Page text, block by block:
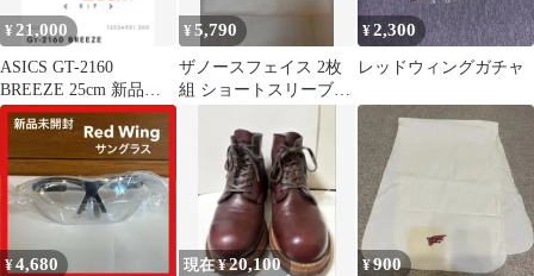
¥ 21,000
ASICS GT-2160
BREEZE 25cm 新品未
使用品
¥5,790
ザノースフェイス 2枚
組 ショートスリーブフ
ティー ホワイト
¥2,300
レッドウィングガチャ
¥4,680 現在 ¥20,100 ¥900